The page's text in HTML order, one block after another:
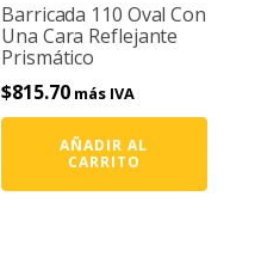
Barricada 110 Oval Con
Una Cara Reflejante
Prismático
$815.70 más IVA
AÑADIR AL
CARRITO